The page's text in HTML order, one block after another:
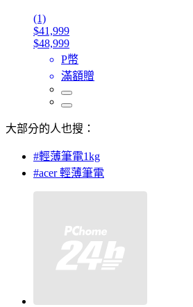
(1)
$41,999
$48,999
P幣
滿額贈
大部分的人也搜：
#輕薄筆電1kg
#acer 輕薄筆電